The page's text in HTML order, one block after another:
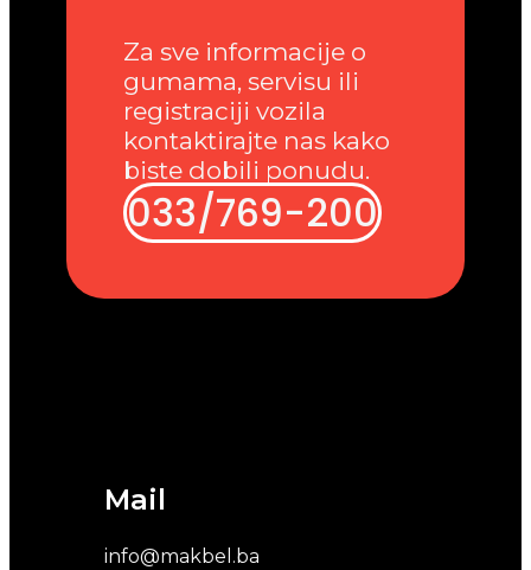
Mail
info@makbel.ba
Za sve informacije o
gumama, servisu ili
registraciji vozila
kontaktirajte nas kako
biste dobili ponudu.
033/769-200